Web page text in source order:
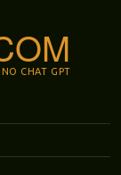
CHAT GPT